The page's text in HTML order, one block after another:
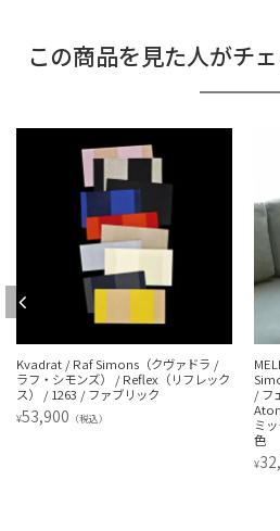
この商品を見た人がチ
Kvadrat / Raf Simons（クヴァドラ /
ラフ・シモンズ） / Reflex（リフレック
ス） / 1263 / ファブリック
¥53,900 （税込）
/ フ
ミ
色
¥